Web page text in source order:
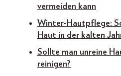
vermeiden kann
Winter-Hautpflege:
Haut in der kalten
Sollte man unreine
reinigen?